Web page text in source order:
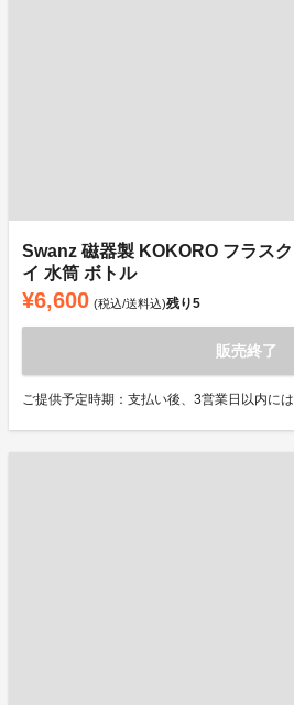
Swanz 磁器製 KOKORO フラス
イ 水筒 ボトル
¥6,600 (税込/送料込)残り5
販売終了
ご提供予定時期：支払い後、3営業日以内に